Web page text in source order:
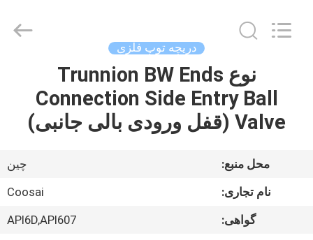
محصولات
درباره
دریچه توپ فلزی
نوع Trunnion BW Ends
Connection Side Entry Ball
Valve (قفل ورودی بالی جانبی)
محل منبع:
چین
نام تجاری:
Coosai
گواهی:
API6D,API607